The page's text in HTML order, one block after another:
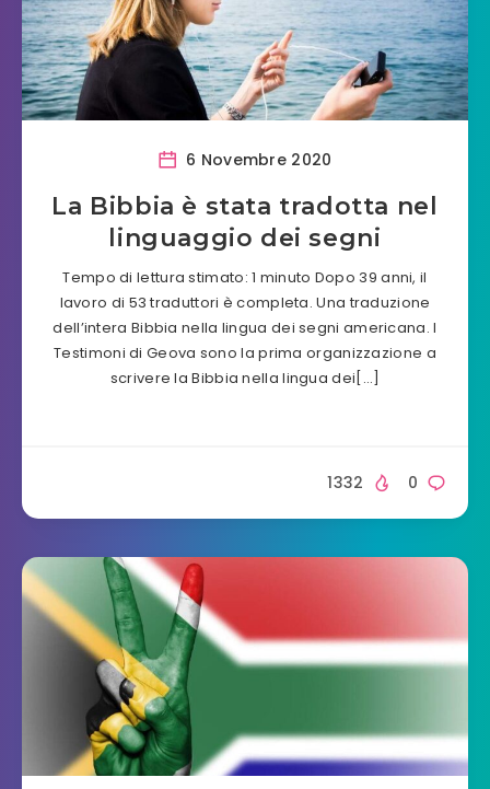
6 Novembre 2020
La Bibbia è stata tradotta nel
linguaggio dei segni
Tempo di lettura stimato: 1 minuto Dopo 39 anni, il
lavoro di 53 traduttori è completa. Una traduzione
dell’intera Bibbia nella lingua dei segni americana. I
Testimoni di Geova sono la prima organizzazione a
scrivere la Bibbia nella lingua dei[…]
0
1332